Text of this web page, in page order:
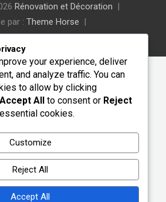
Rénovation et Décoration
par : Theme Horse
propulsé par :WordPress
your experience, deliver
and analyze traffic. You can
to allow by clicking
Accept All to consent or Reject
cookies.
Customize
Reject All
Accept All